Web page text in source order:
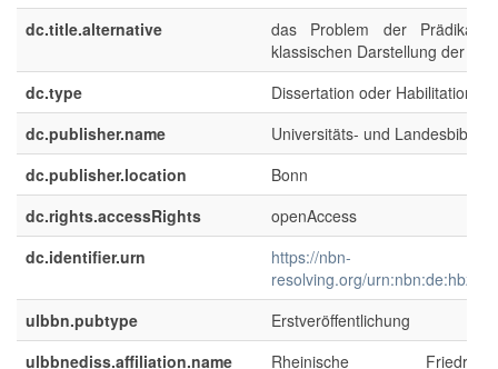
dc.title.alternative
das Problem der
klassischen Darstellung der
dc.type
Dissertation oder Habilitation
dc.publisher.name
Universitäts- und
dc.publisher.location
Bonn
dc.rights.accessRights
openAccess
dc.identifier.urn
https://nbn-
resolving.org/urn:nbn:de:hbz:5-
ulbbn.pubtype
Erstveröffentlichung
ulbbnediss.affiliation.name
Rheinische Friedrich-